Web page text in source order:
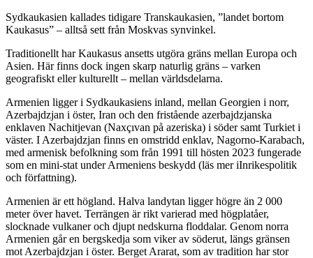
Sydkaukasien kallades tidigare Transkaukasien, ”landet bortom
Kaukasus” – alltså sett från Moskvas synvinkel.
Traditionellt har Kaukasus ansetts utgöra gräns mellan Europa och
Asien. Här finns dock ingen skarp naturlig gräns – varken
geografiskt eller kulturellt – mellan världsdelarna.
Armenien ligger i Sydkaukasiens inland, mellan Georgien i norr,
Azerbajdzjan i öster, Iran och den fristående azerbajdzjanska
enklaven Nachitjevan (Naxçıvan på azeriska) i söder samt Turkiet i
väster. I Azerbajdzjan finns en omstridd enklav, Nagorno-Karabach,
med armenisk befolkning som från 1991 till hösten 2023 fungerade
som en mini-stat under Armeniens beskydd (läs mer iInrikespolitik
och författning).
Armenien är ett högland. Halva landytan ligger högre än 2 000
meter över havet. Terrängen är rikt varierad med högplatåer,
slocknade vulkaner och djupt nedskurna floddalar. Genom norra
Armenien går en bergskedja som viker av söderut, längs gränsen
mot Azerbajdzjan i öster. Berget Ararat, som av tradition har stor